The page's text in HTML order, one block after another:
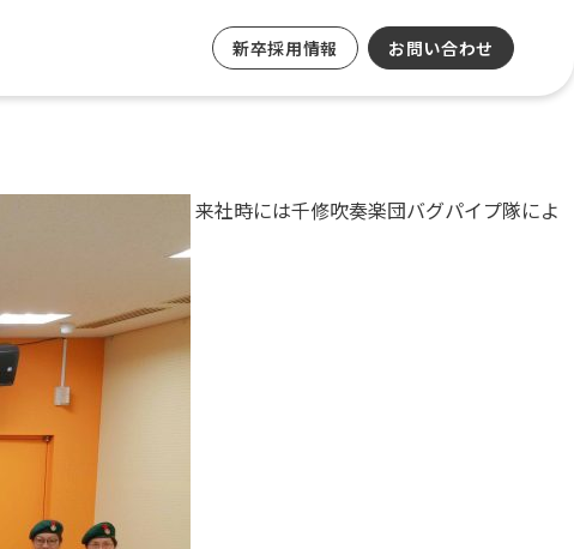
新卒採用情報 お問い合わせ
来社時には千修吹奏楽団バグパイプ隊によ